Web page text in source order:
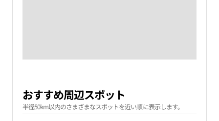
おすすめ周辺スポット
半径50km以内のさまざまなスポットを近い順に表示します。